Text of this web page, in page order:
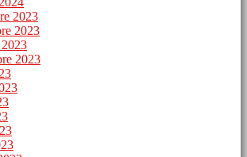
2023
2023
2023